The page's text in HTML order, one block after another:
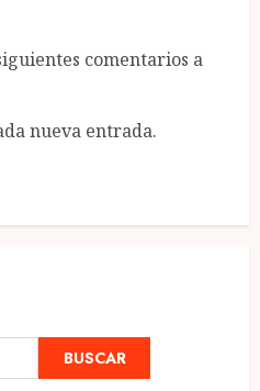
comentarios a
nueva entrada.
BUSCAR